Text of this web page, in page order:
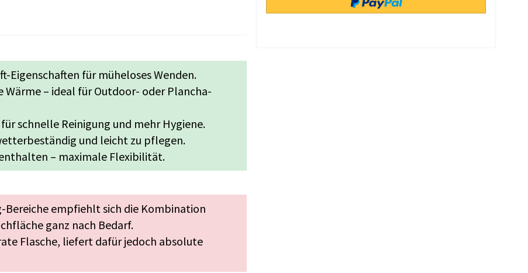
Eigenschaften für müheloses Wenden.
– ideal für Outdoor- oder Plancha-
schnelle Reinigung und mehr Hygiene.
und leicht zu pflegen.
– maximale Flexibilität.
Bereiche empfiehlt sich die Kombination
ganz nach Bedarf.
Flasche, liefert dafür jedoch absolute